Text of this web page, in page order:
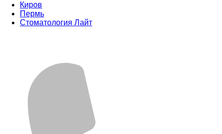
Киров
Пермь
Стоматология Лайт